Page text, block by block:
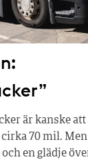
är kanske att
70 mil.
och en glädje